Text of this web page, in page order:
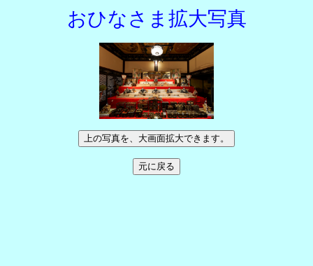
おひなさま拡大写真